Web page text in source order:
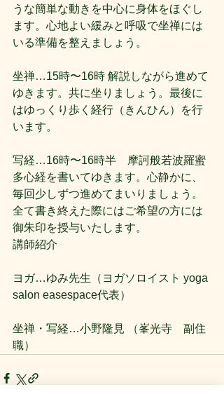
うな簡単な動きを中心に身体をほぐし
ます。心地よい緩みと呼吸で坐禅には
いる準備を整えましょう。
坐禅…15時〜16時 解説しながら進めて
ゆきます。共に坐りましょう。最後に
はゆっくり歩く経行（きんひん）を行
います。
写経…16時〜16時半　摩訶般若波羅蜜
多心経を書いてゆきます。心静かに、
毎回少しずつ進めてまいりましょう。
全て書き終えた際にはご希望の方には
御朱印を授与いたします。
講師紹介
ヨガ…ゆみ先生（ヨガソロイスト yoga
salon easespace代表）
坐禅・写経…小野隆見 （峯光寺　副住
職）